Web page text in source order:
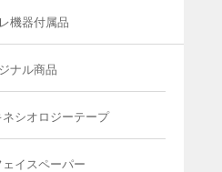
機器付属品
ナル商品
シオロジーテープ
イスペーパー